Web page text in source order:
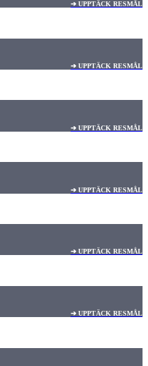
➔ UPPTÄCK RESMÅL
➔ UPPTÄCK RESMÅL
➔ UPPTÄCK RESMÅL
➔ UPPTÄCK RESMÅL
➔ UPPTÄCK RESMÅL
➔ UPPTÄCK RESMÅL